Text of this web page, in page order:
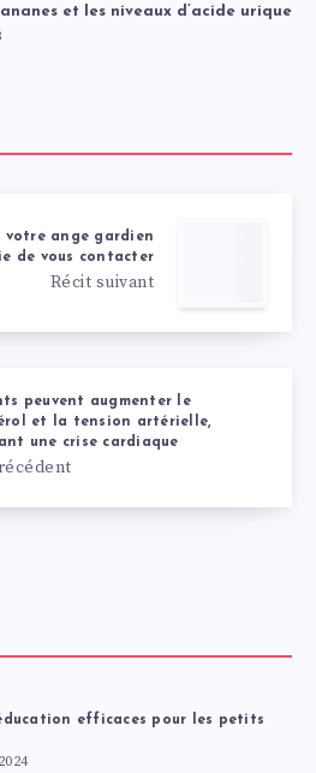
et les niveaux d’acide urique
votre ange gardien
de vous contacter
Récit suivant
peuvent augmenter le
et la tension artérielle,
une crise cardiaque
efficaces pour les petits